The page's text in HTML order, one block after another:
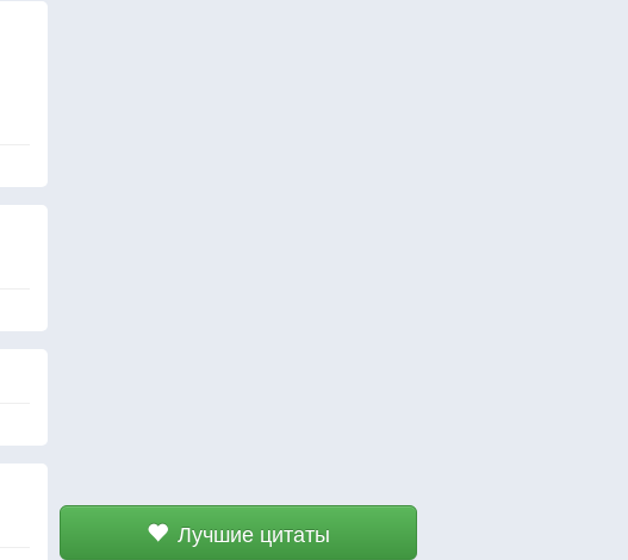
Лучшие цитаты